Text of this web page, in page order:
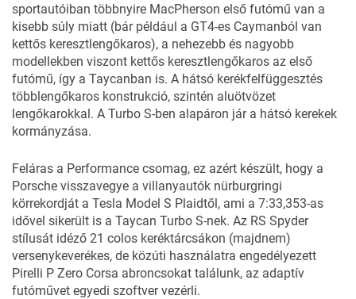
sportautóiban többnyire MacPherson első futómű van a
kisebb súly miatt (bár például a GT4-es Caymanból van
kettős keresztlengőkaros), a nehezebb és nagyobb
modellekben viszont kettős keresztlengőkaros az első
futómű, így a Taycanban is. A hátsó kerékfelfüggesztés
többlengőkaros konstrukció, szintén aluötvözet
lengőkarokkal. A Turbo S-ben alapáron jár a hátsó kerekek
kormányzása.
Feláras a Performance csomag, ez azért készült, hogy a
Porsche visszavegye a villanyautók nürburgringi
körrekordját a Tesla Model S Plaidtől, ami a 7:33,353-as
idővel sikerült is a Taycan Turbo S-nek. Az RS Spyder
stílusát idéző 21 colos keréktárcsákon (majdnem)
versenykeverékes, de közúti használatra engedélyezett
Pirelli P Zero Corsa abroncsokat találunk, az adaptív
futóművet egyedi szoftver vezérli.